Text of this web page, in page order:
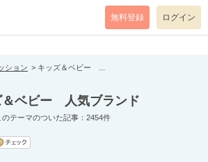
code=0 mode=return level=notice
無料登録 ログイン
ション キッズ＆ベビー ...
＆ベビー 人気ブランド
のテーマのついた記事：2454件